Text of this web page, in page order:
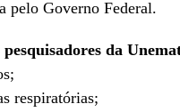
pelo Governo Federal.
da
respiratórias;